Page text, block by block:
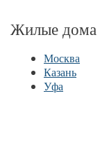
Жилые дома
Москва
Казань
Уфа